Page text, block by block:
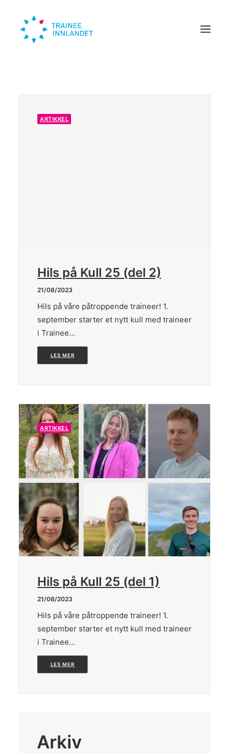
Om oss
ARTIKKEL
Hils på Kull 25 (del 2)
21/08/2023
Hils på våre påtroppende traineer! 1.
september starter et nytt kull med traineer
i Trainee…
LES MER
ARTIKKEL
Hils på Kull 25 (del 1)
21/08/2023
Hils på våre påtroppende traineer! 1.
september starter et nytt kull med traineer
i Trainee…
LES MER
Arkiv